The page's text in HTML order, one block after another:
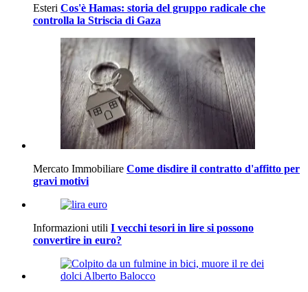
Esteri Cos'è Hamas: storia del gruppo radicale che
controlla la Striscia di Gaza
Mercato Immobiliare Come disdire il contratto d'affitto per
gravi motivi
Informazioni utili I vecchi tesori in lire si possono
convertire in euro?